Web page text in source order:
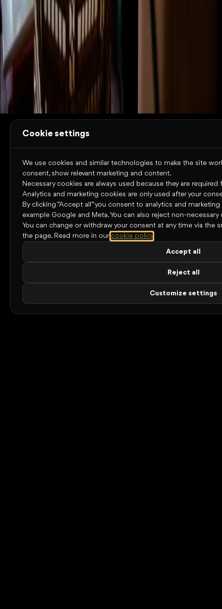
plataforma NoticiasContacto
Recursos
Trust Center Estado del sistema
uso
Cookies Política de privacidad
Copyright © 2026 Omniway AB
Todos los derechos reservados.
Cookie settings
We use cookies and similar technologies to make the site
consent, show relevant marketing and content.
Necessary cookies are always used because they are
Analytics and marketing cookies are only used after your
By clicking “Accept all” you consent to analytics and
example Google and Meta. You can also reject non-
You can change or withdraw your consent at any time via
the page. Read more in our cookie policy
Accept all
Reject all
Customize settings